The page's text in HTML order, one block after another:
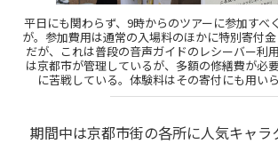
平日にも関わらず、9時からのツアーに参加すべ
が。参加費用は通常の入場料のほかに特別寄付
だが、これは普段の音声ガイドのレシーバー利
は京都市が管理しているが、多額の修繕費が必
に苦戦している。体験料はその寄付にも用い
期間中は京都市街の各所に人気キャラ